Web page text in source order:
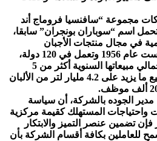
مجموعة “سافنسيا فروماج أند
اسم “سوباران بونجران” سابقا،
في مجال منتجات الأجبان
والمنتجات الغذائية حيث تأسست عام 1956 وتعمل في 120 دولة،
على امتداد 6 قارات، ويبلغ إجمالي مبيعاتها السنوية أكثر من 5
مليارات يورو، كما تقوم بتصنيع ما يزيد على 4.2 مليار لتر من الألبان
الجوده بالشركة، أن سياسة
واحتياجات المستهلك كقيمة مركزية
تضمين عنصر التميز والابتكار
للعاملين بكافة أقسام الشركة بأن